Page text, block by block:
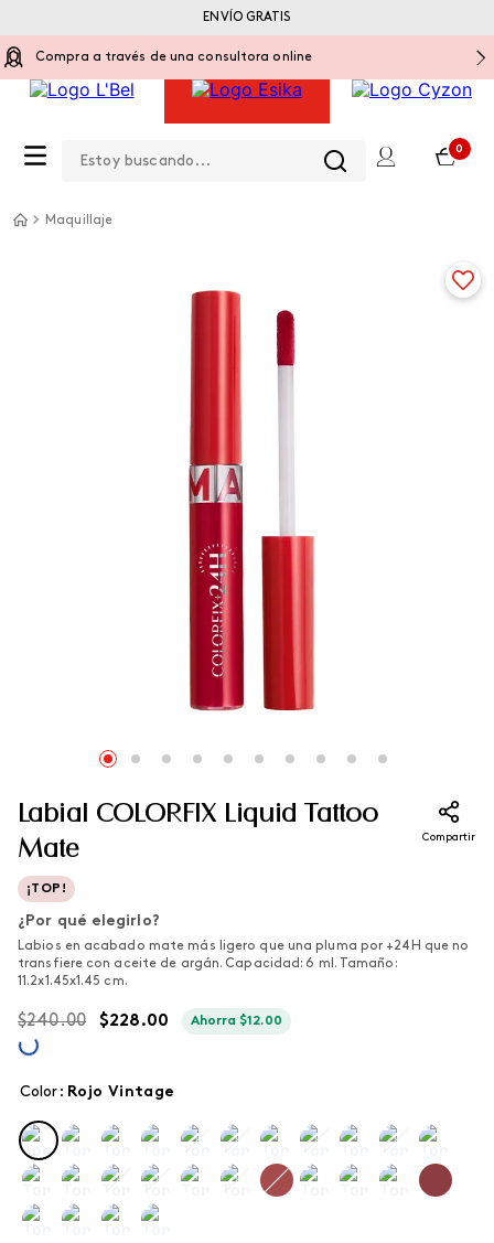
Compra a través de una consultora online
0
ENVÍO GRATIS
Maquillaje
Labial COLORFIX Liquid Tattoo
Mate
Compartir
¡TOP!
¿Por qué elegirlo?
Labios en acabado mate más ligero que una pluma por +24H que no
transfiere con aceite de argán. Capacidad: 6 ml. Tamaño:
11.2x1.45x1.45 cm.
$240.00 $228.00 Ahorra$12.00
Color : rojo vintage